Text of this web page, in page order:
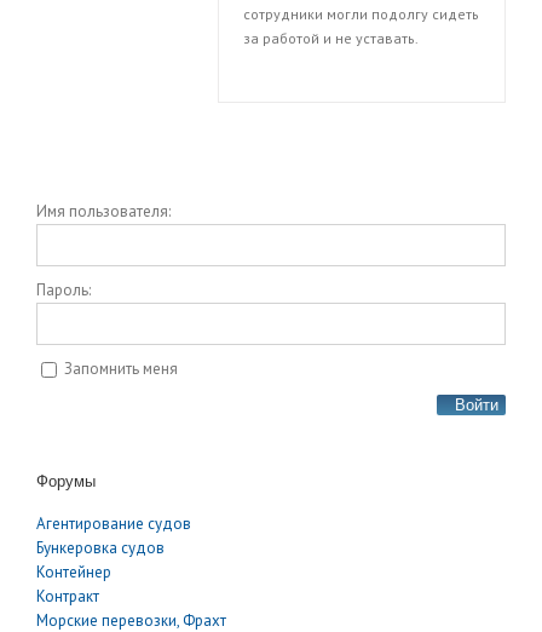
сотрудники могли подолгу сидеть
за работой и не уставать.
Имя пользователя:
Пароль:
Запомнить меня
Войти
Форумы
Агентирование судов
Бункеровка судов
Контейнер
Контракт
Морские перевозки, Фрахт